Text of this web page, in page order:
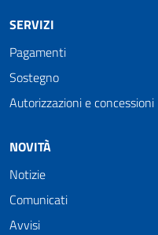
SERVIZI
Pagamenti
Sostegno
Autorizzazioni e concessioni
NOVITÀ
Notizie
Comunicati
Avvisi